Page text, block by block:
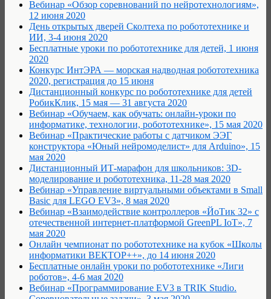
Вебинар «Обзор соревнований по нейротехнологиям»,
12 июня 2020
День открытых дверей Сколтеха по робототехнике и
ИИ, 3-4 июня 2020
Бесплатные уроки по робототехнике для детей, 1 июня
2020
Конкурс ИнтЭРА — морская надводная робототехника
2020, регистрация до 15 июня
Дистанционный конкурс по робототехнике для детей
РобикКлик, 15 мая — 31 августа 2020
Вебинар «Обучаем, как обучать: онлайн-уроки по
информатике, технологии, робототехнике», 15 мая 2020
Вебинар «Практические работы с датчиком ЭЭГ
конструктора «Юный нейромоделист» для Arduino», 15
мая 2020
Дистанционный ИТ-марафон для школьников: 3D-
моделирование и робототехника, 11-28 мая 2020
Вебинар «Управление виртуальными объектами в Small
Basic для LEGO EV3», 8 мая 2020
Вебинар «Взаимодействие контроллеров «ЙоТик 32» с
отечественной интернет-платформой GreenPL IoT», 7
мая 2020
Онлайн чемпионат по робототехнике на кубок «Школы
информатики ВЕКТОР++», до 14 июня 2020
Бесплатные онлайн уроки по робототехнике «Лиги
роботов», 4-6 мая 2020
Вебинар «Программирование EV3 в TRIK Studio.